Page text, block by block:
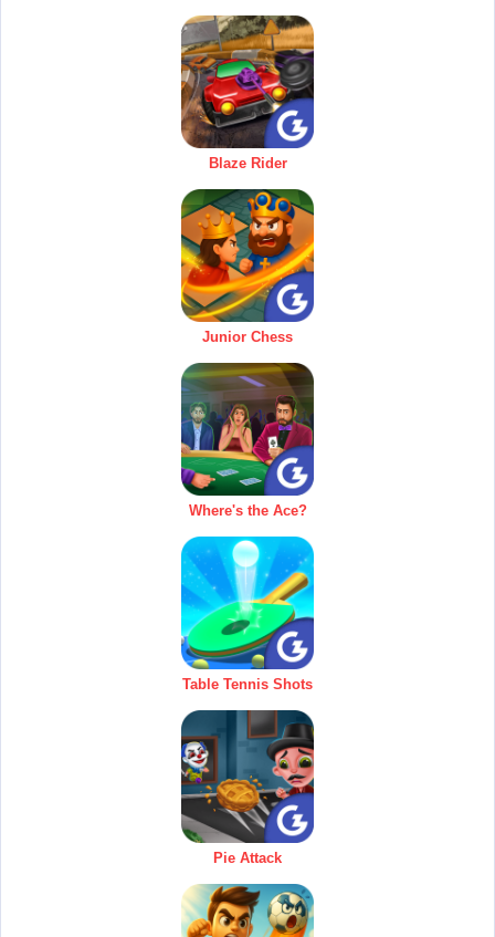
Blaze Rider
Junior Chess
Where's the Ace?
Table Tennis Shots
Pie Attack